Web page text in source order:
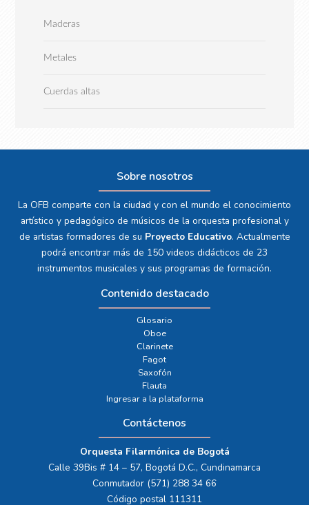
Maderas
Metales
Cuerdas altas
Sobre nosotros
La OFB comparte con la ciudad y con el mundo el conocimiento
artístico y pedagógico de músicos de la orquesta profesional y
de artistas formadores de su Proyecto Educativo. Actualmente
podrá encontrar más de 150 videos didácticos de 23
instrumentos musicales y sus programas de formación.
Contenido destacado
Glosario
Oboe
Clarinete
Fagot
Saxofón
Flauta
Ingresar a la plataforma
Contáctenos
Orquesta Filarmónica de Bogotá
Calle 39Bis # 14 – 57, Bogotá D.C., Cundinamarca
Conmutador (571) 288 34 66
Código postal 111311